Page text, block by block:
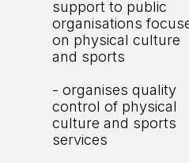
support to public
organisations
on physical culture
and sports
- organises quality
control of physical
culture and sports
services